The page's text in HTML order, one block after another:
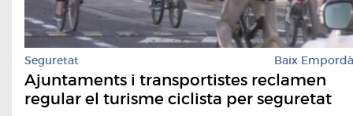
Seguretat Baix Empordà
Ajuntaments i transportistes reclamen
regular el turisme ciclista per seguretat